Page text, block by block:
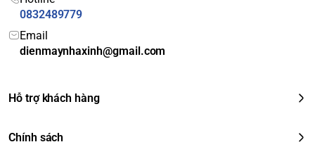
Tính năng thông minh và kết
nối
Hệ điều hành:webOS 6.0, giao diện trực quan, dễ sử dụng.
tiếng Việt qua trợ lý Google Assistant.
0832489779
Email
dienmaynhaxinh@gmail.com
Hỗ trợ khách hàng
Chính sách